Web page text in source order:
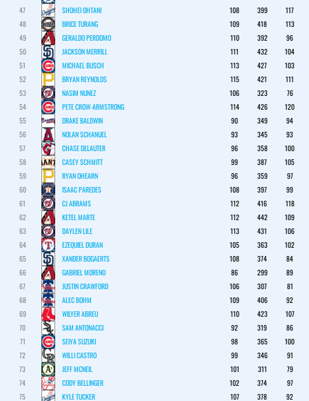
47
SHOHEI OHTANI 108 399
117
48
BRICE TURANG 109 418
113
49
GERALDO PERDOMO 110 392
96
50
JACKSON MERRILL 111 432
104
51
MICHAEL BUSCH 113 427
103
52
BRYAN REYNOLDS 115 421
111
53
NASIM NUNEZ 106 323
76
54
PETE CROW-ARMSTRONG 114 426
120
55
DRAKE BALDWIN 90 349
94
56
NOLAN SCHANUEL 93 345
93
57
CHASE DELAUTER 96 358
100
58
CASEY SCHMITT 99 387
105
59
RYAN OHEARN 96 359
97
60
ISAAC PAREDES 108 397
99
61
CJ ABRAMS 112 416
118
62
KETEL MARTE 112 442
109
63
DAYLEN LILE 113 431
106
64
EZEQUIEL DURAN 105 363
102
65
XANDER BOGAERTS 108 374
84
66
GABRIEL MORENO 86 299
89
67
JUSTIN CRAWFORD 106 307
81
68
ALEC BOHM 109 406
92
69
WILYER ABREU 110 423
107
70
SAM ANTONACCI 92 319
86
71
SEIYA SUZUKI 98 365
100
72
WILLI CASTRO 99 346
91
73
JEFF MCNEIL 101 311
79
74
CODY BELLINGER 102 374
97
75
KYLE TUCKER 107 378 92